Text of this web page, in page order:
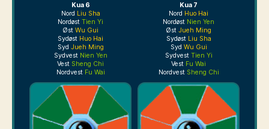
Kua 6
Nord Liu Sha
Nordøst Tien Yi
Øst Wu Gui
Sydøst Huo Hai
Syd Jueh Ming
Sydvest Nien Yen
Vest Sheng Chi
Nordvest Fu Wai
Kua 7
Nord Huo Hai
Nordøst Nien Yen
Øst Jueh Ming
Sydøst Liu Sha
Syd Wu Gui
SydvestTien Yi
Vest Fu Wai
Nordvest Sheng Chi